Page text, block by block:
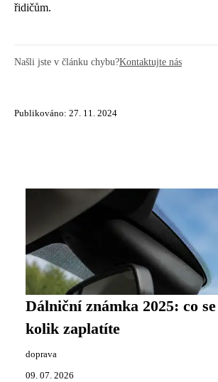
řidičům.
Našli jste v článku chybu?Kontaktujte nás
Publikováno: 27. 11. 2024
Dálniční známka 2025: co
kolik zaplatíte
doprava
09. 07. 2026